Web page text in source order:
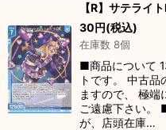
【R】サテラ
30円(税込)
在庫数 8個
■商品について
トです。 中古
ますので、 極端
ご遠慮下さい。
が、店頭在庫…